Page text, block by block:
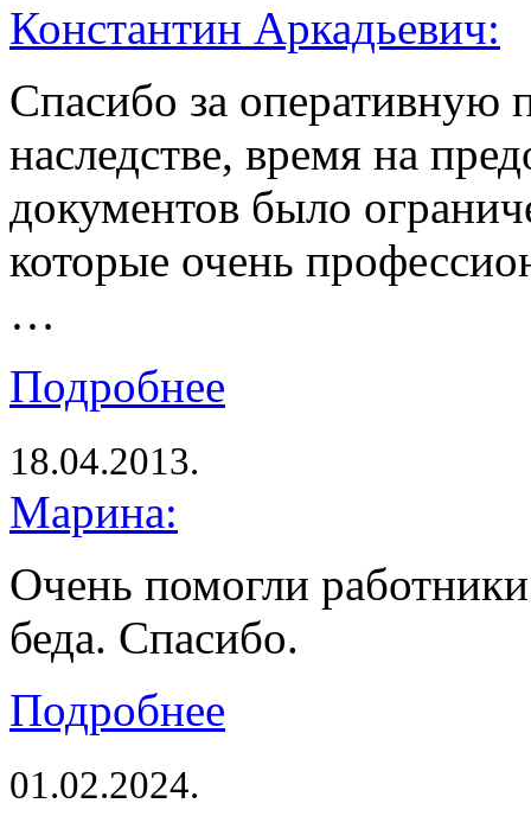
Константин Аркадьевич:
Спасибо за оперативную
наследстве, время на
документов было
которые очень
…
Подробнее
18.04.2013.
Марина:
Очень помогли работники
беда. Спасибо.
Подробнее
01.02.2024.